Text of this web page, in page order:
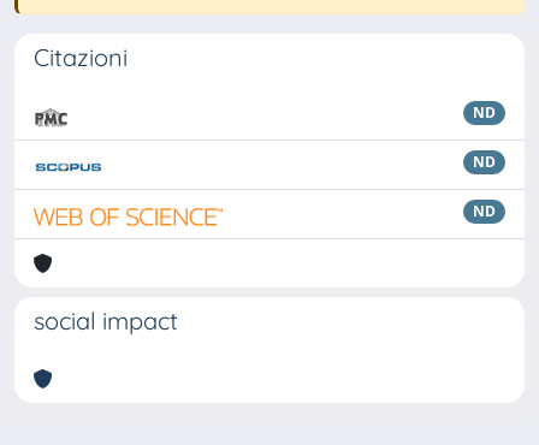
Citazioni
ND
ND
ND
social impact